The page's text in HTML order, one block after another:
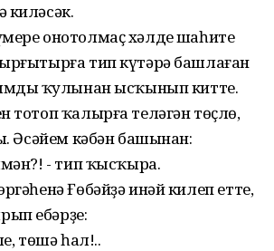
киләсәк.
онотолмаҫ хәлдең шаһите
тип күтәрә башлаған
ҡулынан ысҡынып китте.
тотоп ҡалырға теләгән төҫлө,
Әсәйем кәбән башынан:
- тип ҡысҡыра.
Ғөбәйҙә инәй килеп етте,
ебәрҙе:
төшә һал!..